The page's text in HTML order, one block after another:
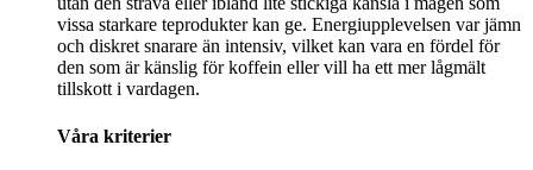
vissa starkare teprodukter kan ge. Energiupplevelsen var jämn
och diskret snarare än intensiv, vilket kan vara en fördel för
den som är känslig för koffein eller vill ha ett mer lågmält
tillskott i vardagen.
Våra kriterier